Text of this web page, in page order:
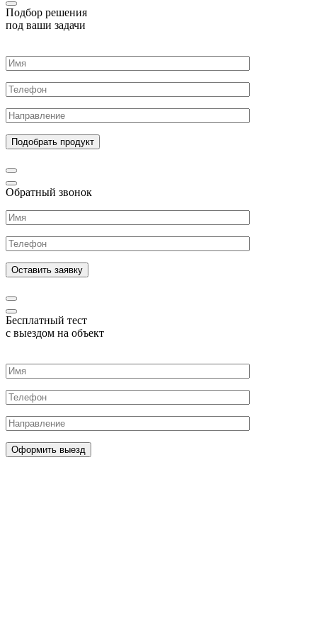
Подбор решения
под ваши задачи
Обратный звонок
Бесплатный тест
с выездом на объект